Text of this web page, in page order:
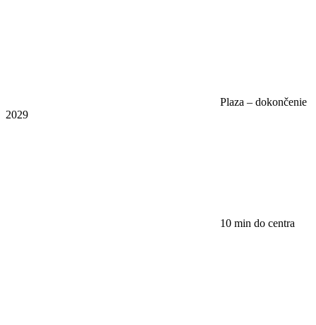
Plaza – dokončenie
2029
10 min do centra